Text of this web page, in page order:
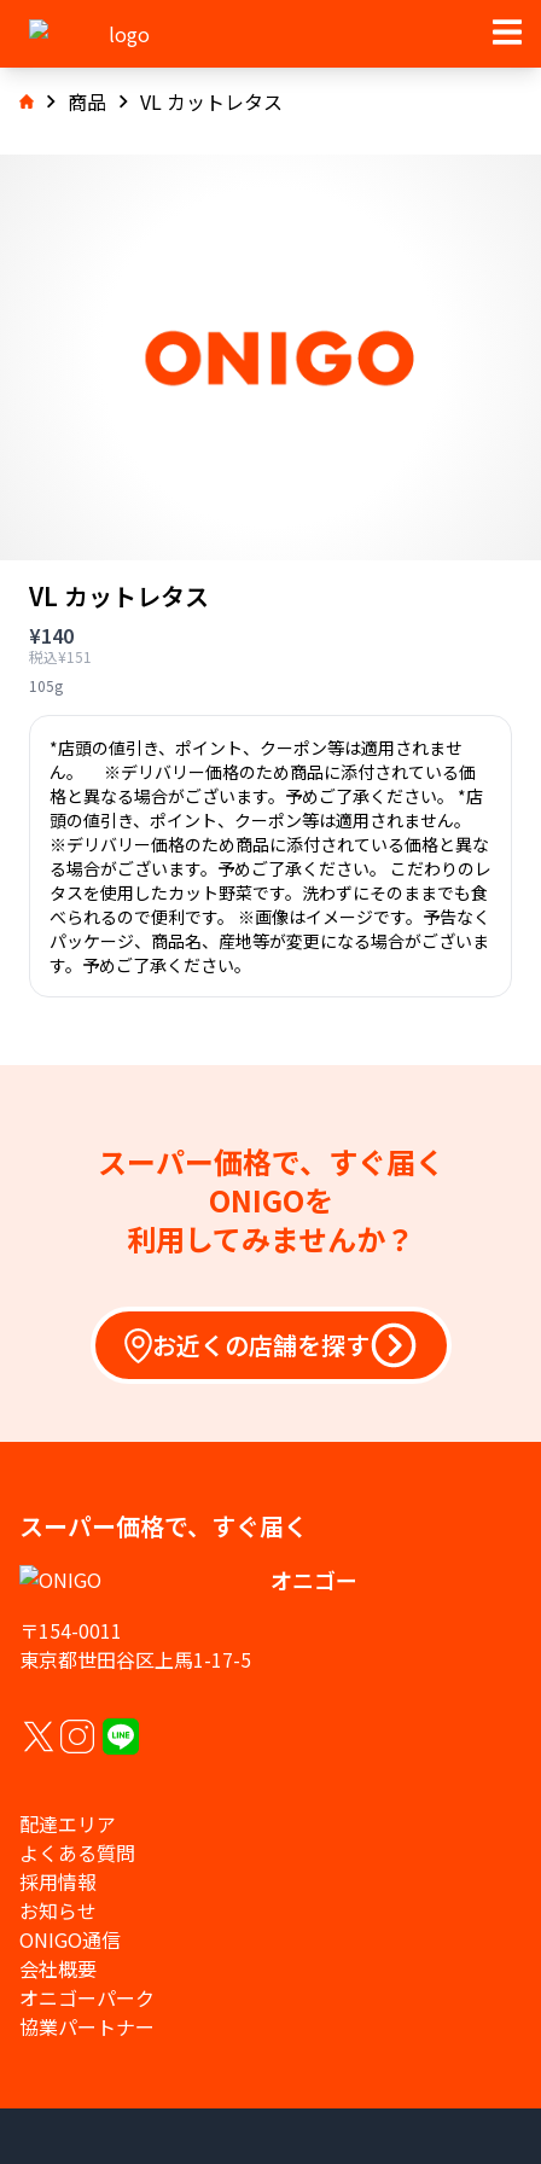
商品 VL カットレタス
VL カットレタス
¥140
税込¥151
105g
*店頭の値引き、ポイント、クーポン等は適用されませ
ん。 ※デリバリー価格のため商品に添付されている価
格と異なる場合がございます。予めご了承ください。 *店
頭の値引き、ポイント、クーポン等は適用されません。
※デリバリー価格のため商品に添付されている価格と異な
る場合がございます。予めご了承ください。 こだわりのレ
タスを使用したカット野菜です。洗わずにそのままでも食
べられるので便利です。 ※画像はイメージです。予告なく
パッケージ、商品名、産地等が変更になる場合がございま
す。予めご了承ください。
スーパー価格で、すぐ届く
ONIGOを
利用してみませんか？
お近くの店舗を探す
スーパー価格で、すぐ届く
オニゴー
〒154-0011
東京都世田谷区上馬1-17-5
配達エリア
よくある質問
採用情報
お知らせ
ONIGO通信
会社概要
オニゴーパーク
協業パートナー